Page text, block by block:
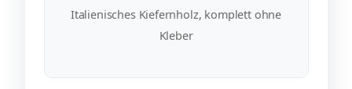
Italienisches Kiefernholz, komplett ohne
Kleber